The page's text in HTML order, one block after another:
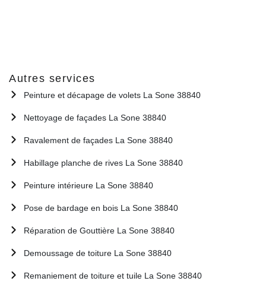
Autres services
Peinture et décapage de volets La Sone 38840
Nettoyage de façades La Sone 38840
Ravalement de façades La Sone 38840
Habillage planche de rives La Sone 38840
Peinture intérieure La Sone 38840
Pose de bardage en bois La Sone 38840
Réparation de Gouttière La Sone 38840
Demoussage de toiture La Sone 38840
Remaniement de toiture et tuile La Sone 38840